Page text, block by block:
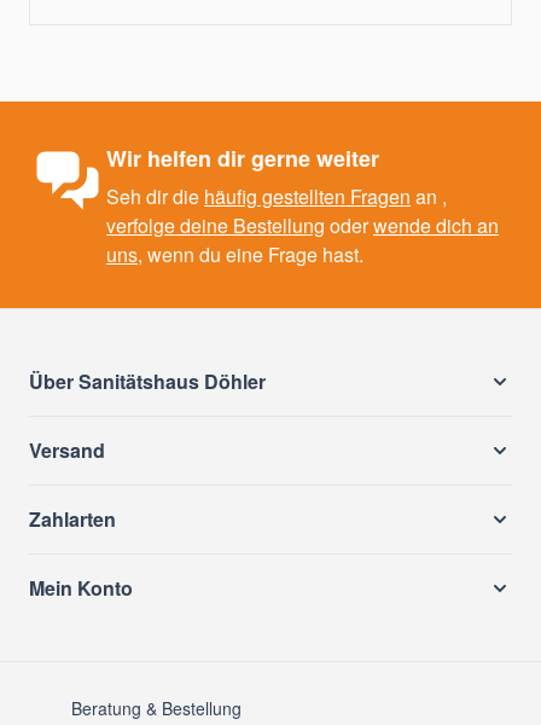
Wir helfen dir gerne weiter
Seh dir die häufig gestellten Fragen an ,
verfolge deine Bestellung oderwende dich an
uns, wenn du eine Frage hast.
Über Sanitätshaus Döhler
Versand
Zahlarten
Mein Konto
Beratung & Bestellung